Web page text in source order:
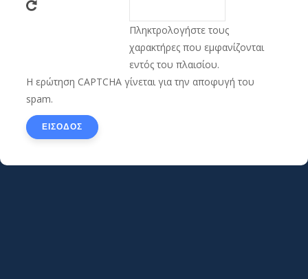
Πληκτρολογήστε τους
χαρακτήρες που εμφανίζονται
εντός του πλαισίου.
Η ερώτηση CAPTCHA γίνεται για την αποφυγή του
spam.